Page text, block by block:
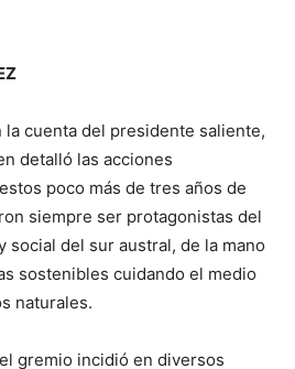
cuenta del presidente saliente,
detalló las acciones
poco más de tres años de
siempre ser protagonistas del
social del sur austral, de la mano
sostenibles cuidando el medio
naturales.
gremio incidió en diversos